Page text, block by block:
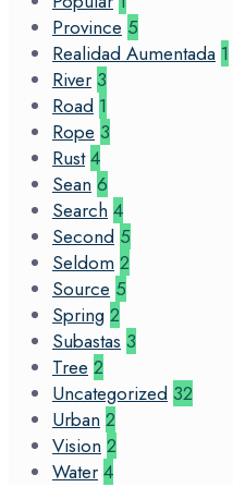
Province 5
Realidad Aumentada 1
River 3
Road 1
Rope 3
Rust 4
Sean 6
Search 4
Second 5
Seldom 2
Source 5
Spring 2
Subastas 3
Tree 2
Uncategorized 32
Urban 2
Vision 2
Water 4